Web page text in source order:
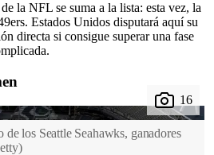
la NFL se suma a la lista: esta vez, la
Estados Unidos disputará aquí su
directa si consigue superar una fase
los Seattle Seahawks, ganadores
)